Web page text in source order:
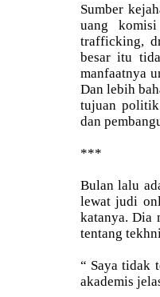
Sumber
uang
trafficking,
besar itu
manfaatnya
Dan lebih
tujuan
dan
***
Bulan lalu
lewat judi
katanya. Dia
tentang
“ Saya tidak
akademis